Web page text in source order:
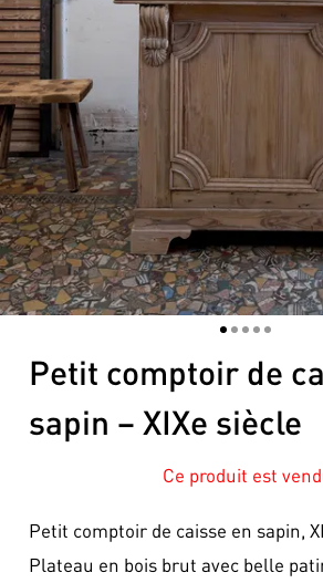
12345
Petit comptoir de
sapin – XIXe siècle
Ce produit est
Petit comptoir de caisse en sapin,
Plateau en bois brut avec belle